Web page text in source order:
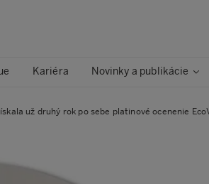
Kariéra Novinky a publikácie
už druhý rok po sebe platinové ocenenie